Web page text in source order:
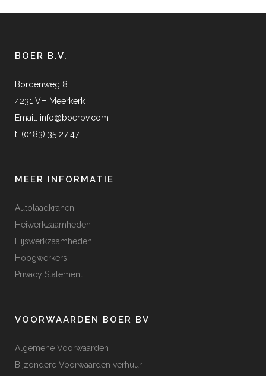
BOER B.V.
Bordenweg 8
4231 VH Meerkerk
Email: info@boerbv.com
t. (0183) 35 27 47
MEER INFORMATIE
Autolaadkranen
Heiwerkzaamheden
Hijswerkzaamheden
Hoogwerkers
Privacy Statement
VOORWAARDEN BOER BV
Algemene Voorwaarden
Bijzondere Voorwaarden verhuur